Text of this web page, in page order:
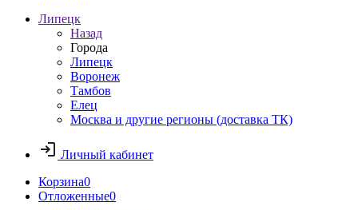
Липецк
Назад
Города
Липецк
Воронеж
Тамбов
Елец
Москва и другие регионы (доставка ТК)
Личный кабинет
Корзина0
Отложенные0